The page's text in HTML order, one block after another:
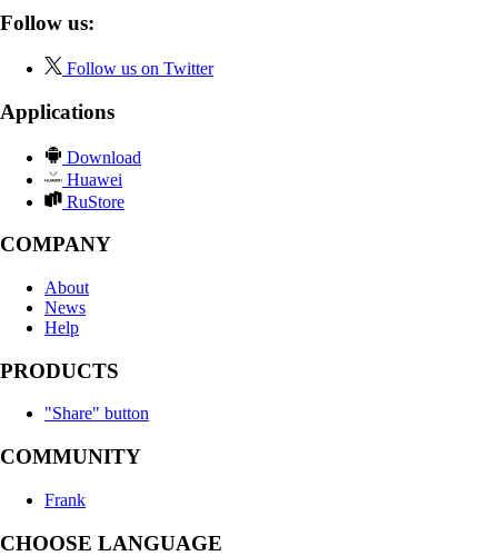
Follow us:
Follow us on Twitter
Applications
Download
Huawei
RuStore
COMPANY
About
News
Help
PRODUCTS
"Share" button
COMMUNITY
Frank
CHOOSE LANGUAGE